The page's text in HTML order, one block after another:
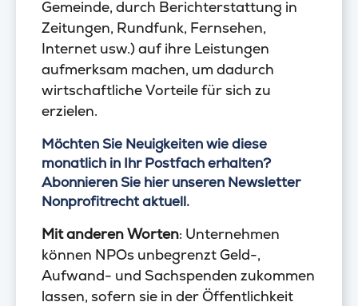
Gemeinde, durch Berichterstattung in
Zeitungen, Rundfunk, Fernsehen,
Internet usw.) auf ihre Leistungen
aufmerksam machen, um dadurch
wirtschaftliche Vorteile für sich zu
erzielen.
Möchten Sie Neuigkeiten wie diese
monatlich in Ihr Postfach erhalten?
Abonnieren Sie hier unseren Newsletter
Nonprofitrecht aktuell.
Mit anderen Worten: Unternehmen
können NPOs unbegrenzt Geld-,
Aufwand- und Sachspenden zukommen
lassen, sofern sie in der Öffentlichkeit